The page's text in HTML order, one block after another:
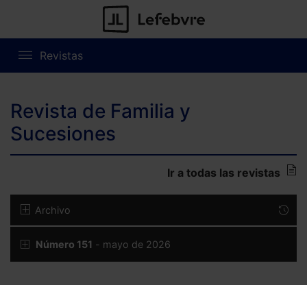
Revistas
Revista de Familia y
Sucesiones
Ir a todas las revistas
Archivo
Número 151 - mayo de 2026